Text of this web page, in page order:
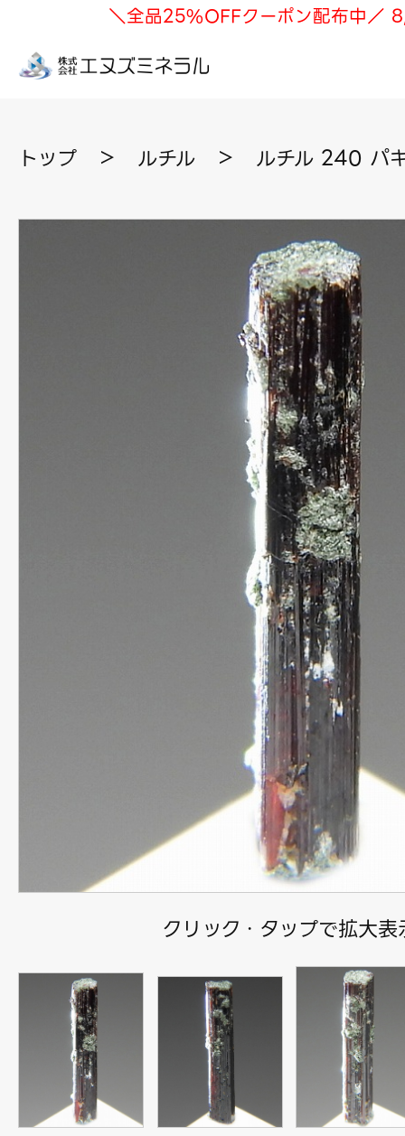
＼全品25%OFFクーポン配布中／
トップ ＞ ルチル ＞ ルチル 240 パ
クリック・タップで拡大表